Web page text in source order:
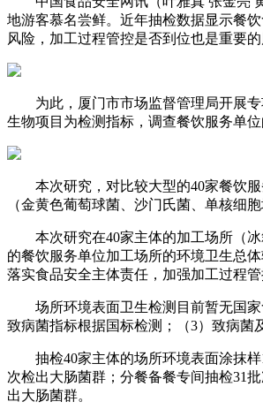
地游客慕名尝鲜。近年抽检数据显示餐
风险，加工过程管控是否到位也是重要
为此，厦门市市场监督管理局开展专
生物项目为检测指标，调查餐饮服务单
本次研究，对比较大型的40家餐饮服
（金黄色葡萄球菌、沙门氏菌、单核细
本次研究在40家主体的加工场所（冰
的餐饮服务单位加工场所的环境卫生总
落实食品安全主体责任，加强加工过程管
场所环境表面卫生检测目前暂无国家
致病菌指标根据国标检测；（3）致病菌
抽检40家主体的场所环境表面涂抹样
次检出大肠菌群；分餐备餐专间抽检31
出大肠菌群。